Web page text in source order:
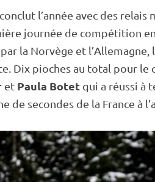
conclut l’année avec des relais
journée de compétition
la Norvège et
. Dix pioches au total pour le
et Paula Botet qui a réussi à
de secondes de la France à